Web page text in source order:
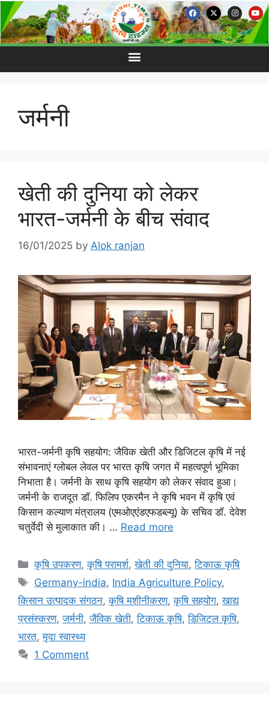
जर्मनी
खेती की दुनिया को लेकर
भारत-जर्मनी के बीच संवाद
16/01/2025 by Alok ranjan
भारत-जर्मनी कृषि सहयोग: जैविक खेती और डिजिटल कृषि में नई
संभावनाएं ग्लोबल लेवल पर भारत कृषि जगत में महत्वपूर्ण भूमिका
निभाता है। जर्मनी के साथ कृषि सहयोग को लेकर संवाद हुआ।
जर्मनी के राजदूत डॉ. फिलिप एकरमैन ने कृषि भवन में कृषि एवं
किसान कल्याण मंत्रालय (एमओएएंडएफडब्‍ल्‍यू) के सचिव डॉ. देवेश
चतुर्वेदी से मुलाकात की। … Read more
कृषि उपकरण,कृषि परामर्श,खेती की दुनिया,टिकाऊ कृषि
Germany-india, India Agriculture Policy,
किसान उत्पादक संगठन,कृषि मशीनीकरण,कृषि सहयोग,खाद्य
प्रसंस्करण,जर्मनी,जैविक खेती,टिकाऊ कृषि,डिजिटल कृषि,
भारत,मृदा स्वास्थ्य
1 Comment